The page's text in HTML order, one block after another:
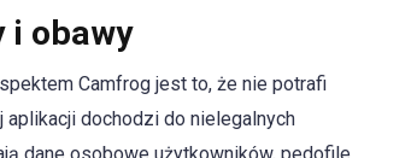
i obawy
Camfrog jest to, że nie potrafi
dochodzi do nielegalnych
dane osobowe użytkowników, pedofile